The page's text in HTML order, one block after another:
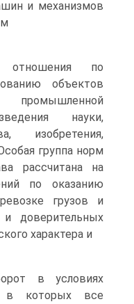
и механизмов
отношения по
объектов
промышленной
науки,
изобретения,
группа норм
рассчитана на
по оказанию
грузов и
доверительных
характера и
в условиях
в которых все